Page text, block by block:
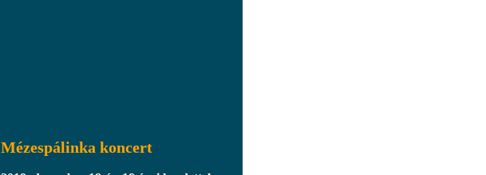
Mézespálinka koncert